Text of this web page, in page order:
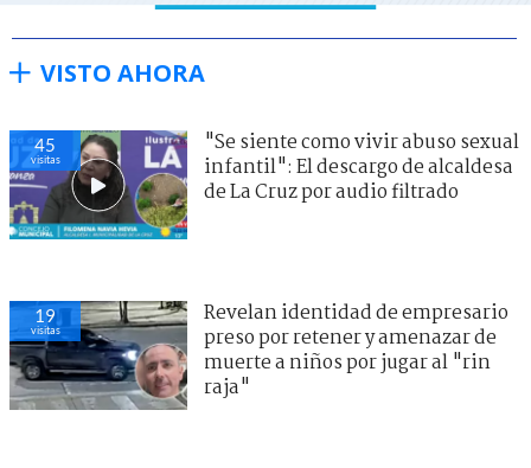
VISTO AHORA
45
visitas
"Se siente como vivir abuso sexual
infantil": El descargo de alcaldesa
de La Cruz por audio filtrado
19
visitas
Revelan identidad de empresario
preso por retener y amenazar de
muerte a niños por jugar al "rin
raja"